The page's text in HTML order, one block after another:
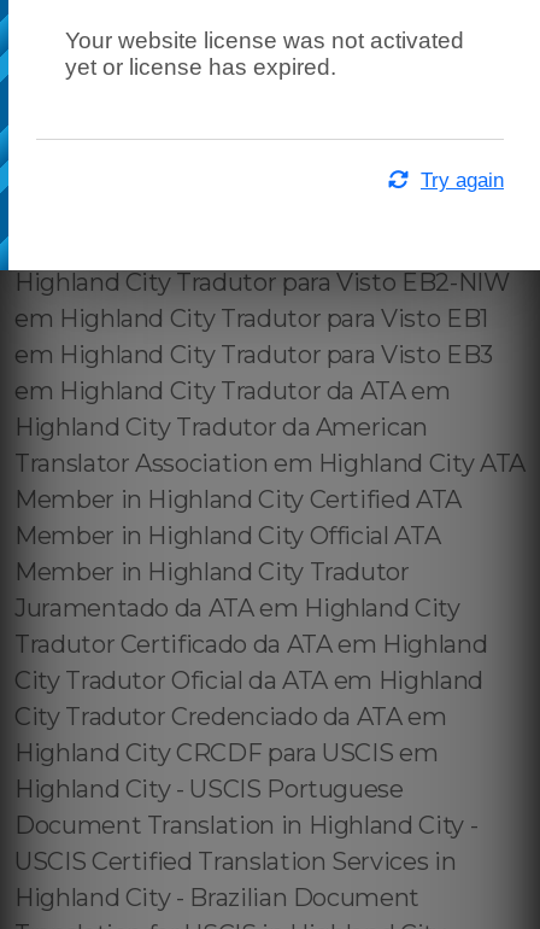
Your website license was not activated
yet or license has expired.
Try again